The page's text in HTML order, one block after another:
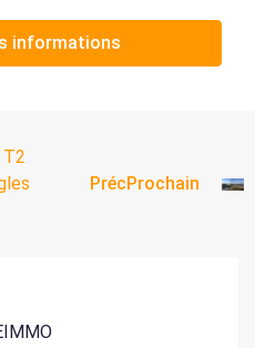
informations
PrécProchain